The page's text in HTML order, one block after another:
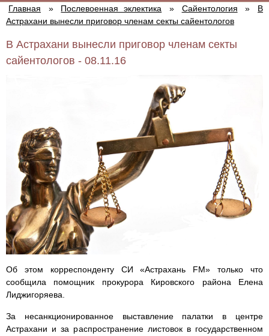
Главная » Послевоенная эклектика » Сайентология »
В
Астрахани вынесли приговор членам секты сайентологов
В Астрахани вынесли приговор членам секты
сайентологов - 08.11.16
Об этом корреспонденту СИ «Астрахань FM» только что
сообщила помощник прокурора Кировского района Елена
Лиджигоряева.
За несанкционированное выставление палатки в центре
Астрахани и за распространение листовок в государственном